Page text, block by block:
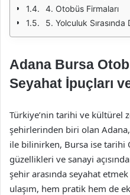
4. Otobüs Firmaları
5. Yolculuk
Adana Bursa
Seyahat İpuçları
Türkiye’nin tarihi ve kültürel
şehirlerinden biri olan
ile bilinirken, Bursa ise tarihi
güzellikleri ve sanayi
şehir arasında seyahat
ulaşım, hem pratik hem de